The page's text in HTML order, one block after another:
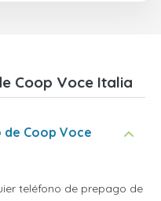
Coop Voce Italia
Coop Voce
teléfono de prepago de